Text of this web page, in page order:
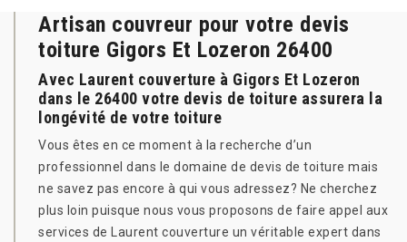
Artisan couvreur pour votre devis
toiture Gigors Et Lozeron 26400
Avec Laurent couverture à Gigors Et Lozeron
dans le 26400 votre devis de toiture assurera la
longévité de votre toiture
Vous êtes en ce moment à la recherche d’un
professionnel dans le domaine de devis de toiture mais
ne savez pas encore à qui vous adressez? Ne cherchez
plus loin puisque nous vous proposons de faire appel aux
services de Laurent couverture un véritable expert dans